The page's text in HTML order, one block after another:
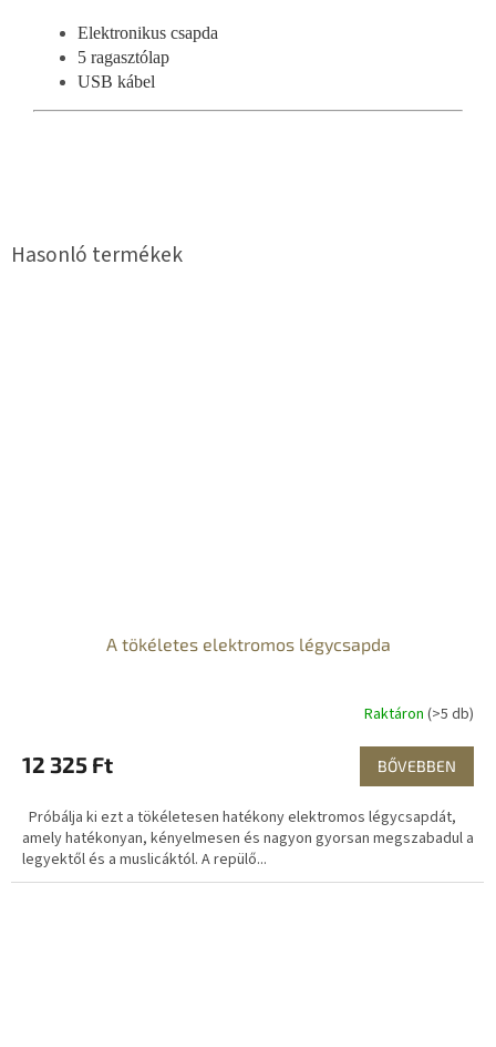
Elektronikus csapda
5 ragasztólap
USB kábel
A tökéletes elektromos légycsapda
Raktáron (>5 db)
12 325 Ft BŐVEBBEN
Próbálja ki ezt a tökéletesen hatékony elektromos légycsapdát,
amely hatékonyan, kényelmesen és nagyon gyorsan megszabadul a
legyektől és a muslicáktól. A repülő...